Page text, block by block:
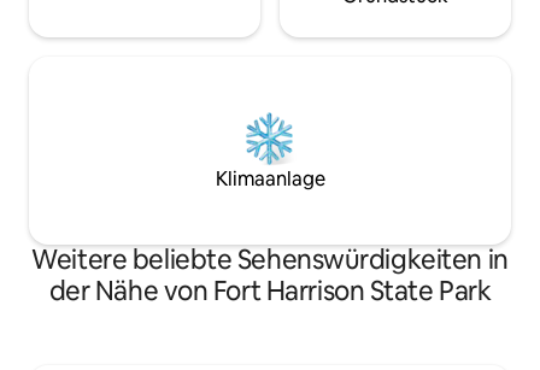
Klimaanlage
Weitere beliebte Sehenswürdigkeiten in
der Nähe von Fort Harrison State Park